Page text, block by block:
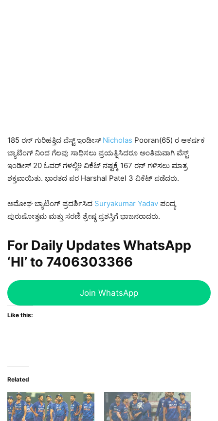
185 ರನ್ ಗುರಿಹತ್ತಿದ ವೆಸ್ಟ್ ಇಂಡೀಸ್ Nicholas Pooran(65) ರ ಆಕರ್ಷಕ
ಬ್ಯಾಟಿಂಗ್ ನಿಂದ ಗೆಲವು ಸಾಧಿಸಲು ಪ್ರಯತ್ನಿಸಿದರೂ ಅಂತಿಮವಾಗಿ ವೆಸ್ಟ್
ಇಂಡೀಸ್ 20 ಓವರ್ ಗಳಲ್ಲಿ9 ವಿಕೆಟ್ ನಷ್ಟಕ್ಕೆ 167 ರನ್ ಗಳಿಸಲು ಮಾತ್ರ
ಶಕ್ತವಾಯಿತು. ಭಾರತದ ಪರ Harshal Patel 3 ವಿಕೆಟ್ ಪಡೆದರು.
ಅಮೋಘ ಬ್ಯಾಟಿಂಗ್ ಪ್ರದರ್ಶಿಸಿದ Suryakumar Yadav ಪಂದ್ಯ
ಪುರುಷೋತ್ತಮ ಮತ್ತು ಸರಣಿ ಶ್ರೇಷ್ಠ ಪ್ರಶಸ್ತಿಗೆ ಭಾಜನರಾದರು.
For Daily Updates WhatsApp
‘HI’ to 7406303366
Join WhatsApp
Like this:
Related